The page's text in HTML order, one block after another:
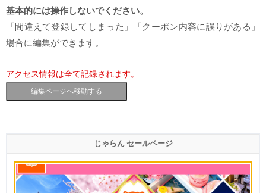
基本的には操作しないでください。
「間違えて登録してしまった」「クーポン内容に誤りがある」
場合に編集ができます。
アクセス情報は全て記録されます。
編集ページへ移動する
じゃらん セールページ